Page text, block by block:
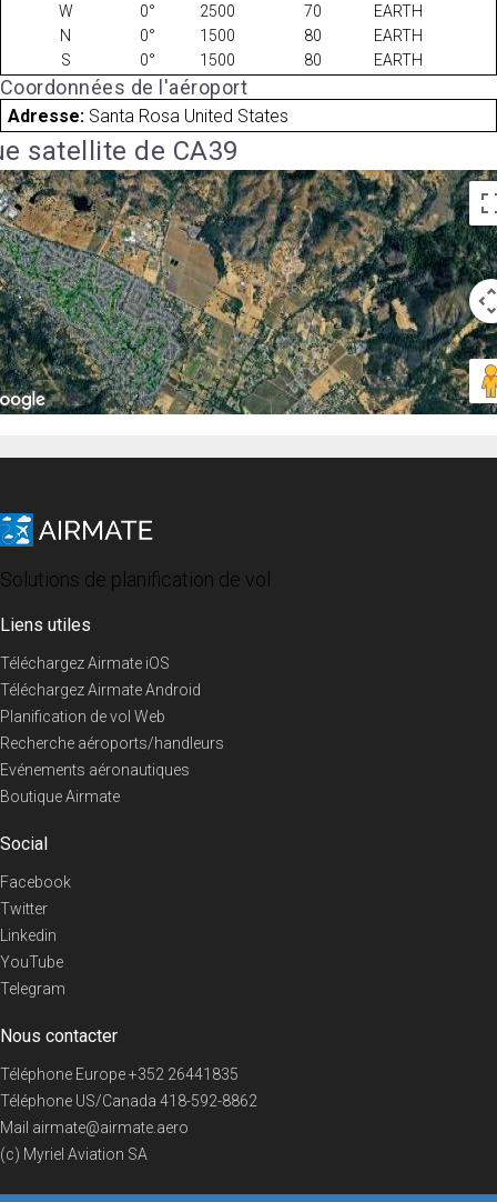
W
0° 2500 70
EARTH
N
0° 1500 80
EARTH
S
0° 1500 80 EARTH
Coordonnées de l'aéroport
Adresse: Santa Rosa United States
satellite de CA39
Solutions de planification de vol
Liens utiles
Téléchargez Airmate iOS
Téléchargez Airmate Android
Planification de vol Web
Recherche aéroports/handleurs
Evénements aéronautiques
Boutique Airmate
Social
Facebook
Twitter
Linkedin
YouTube
Telegram
Nous contacter
Téléphone Europe+352 26441835
Téléphone US/Canada 418-592-8862
Mail airmate@airmate.aero
(c) Myriel Aviation SA